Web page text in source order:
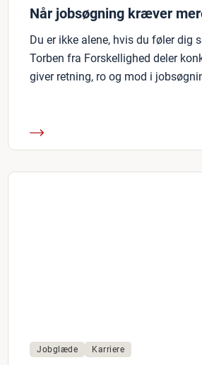
Når jobsøgning kræver
Du er ikke alene, hvis du føler dig
Torben fra Forskellighed deler
giver retning, ro og mod i
Jobglæde Karriere